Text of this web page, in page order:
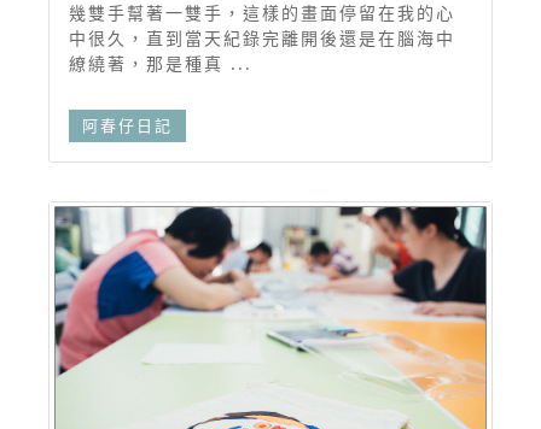
幾雙手幫著一雙手，這樣的畫面停留在我的心
中很久，直到當天紀錄完離開後還是在腦海中
繚繞著，那是種真 ...
阿春仔日記